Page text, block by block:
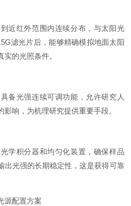
近红外范围内连续分布，与太阳光
滤光片后，能够精确模拟地面太阳
的光照条件。
备光强连续可调功能，允许研究人
影响，为机理研究提供重要手段。
学积分器和均匀化装置，确保样品
出光强的长期稳定性，这是获得可靠
源配置方案